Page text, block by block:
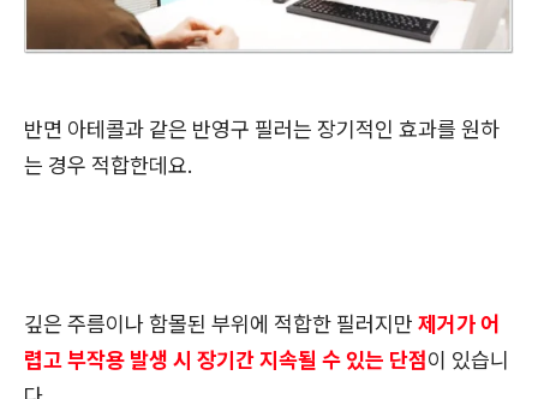
반면 아테콜과 같은 반영구 필러는 장기적인 효과를 원하
는 경우 적합한데요.
깊은 주름이나 함몰된 부위에 적합한 필러지만 제거가 어
렵고 부작용 발생 시 장기간 지속될 수 있는 단점이 있습니